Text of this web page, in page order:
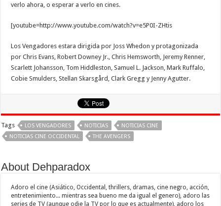
verlo ahora, o esperar a verlo en cines.
[youtube=http://www.youtube.com/watch?v=e5P0I-ZHtis
Los Vengadores estara dirigida por Joss Whedon y protagonizada
por Chris Evans, Robert Downey Jr., Chris Hemsworth, Jeremy Renner,
Scarlett Johansson, Tom Hiddleston, Samuel L. Jackson, Mark Ruffalo,
Cobie Smulders, Stellan Skarsgård, Clark Gregg y Jenny Agutter.
Tags LOS VENGADORES NOTICIAS
NOTICIAS CINE
NOTICIAS CINE OCCIDENTAL
THE AVENGERS
About Dehparadox
Adoro el cine (Asiático, Occidental, thrillers, dramas, cine negro, acción,
entretenimiento... mientras sea bueno me da igual el genero), adoro las
series de TV (aunque odie la TV por lo que es actualmente), adoro los